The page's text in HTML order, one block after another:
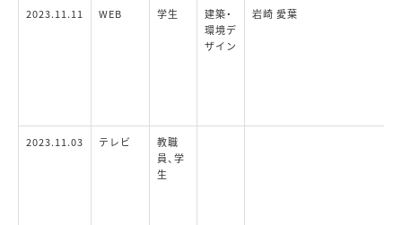
2023.11.11 WEB 学生
建築・
環境デ
ザイン
岩崎 愛葉
2023.11.03 テレビ
教職
員、学
生